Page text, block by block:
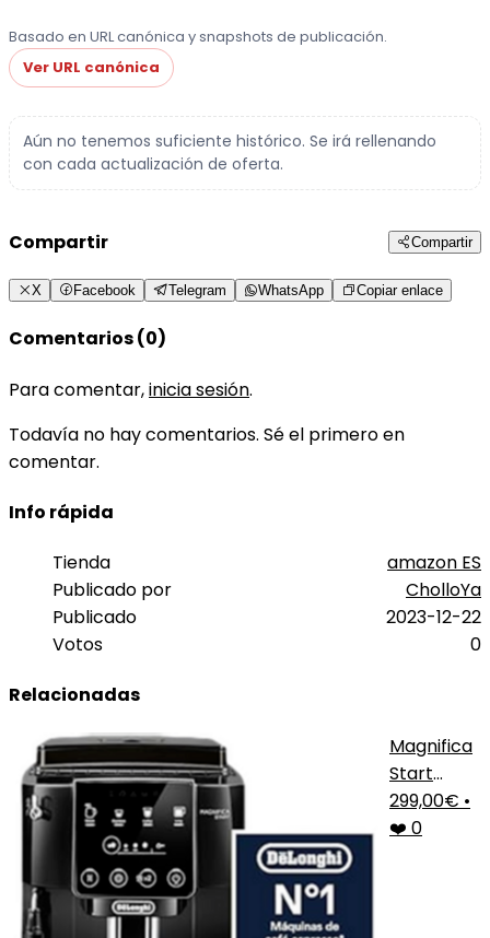
Basado en URL canónica y snapshots de publicación.
Ver URL canónica
Aún no tenemos suficiente histórico. Se irá rellenando
con cada actualización de oferta.
Compartir Compartir
X Facebook Telegram WhatsApp Copiar enlace
Comentarios (0)
Para comentar,inicia sesión.
Todavía no hay comentarios. Sé el primero en
comentar.
Info rápida
Tienda
amazon ES
Publicado por
CholloYa
Publicado
2023-12-22
Votos
0
Relacionadas
Magnifica
Start
Negro
299,00€ •
❤️ 0